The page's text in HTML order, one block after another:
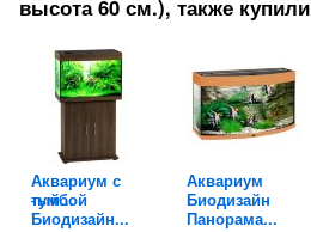
высота 60 см.), также купили
Аквариум с
тумбой
Биодизайн...
Аквариум
Биодизайн
Панорама...